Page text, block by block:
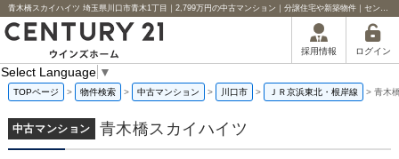
青木橋スカイハイツ 埼玉県川口市青木1丁目｜2,799万円の中古マンション｜分譲住宅や新築物件｜センチュリー21ウインズホーム
採用情報 ログイン
Select Language ▼
TOPページ > 物件検索 > 中古マンション > 川口市 > ＪＲ京浜東北・根岸線 > 青木
中古マンション 青木橋スカイハイツ